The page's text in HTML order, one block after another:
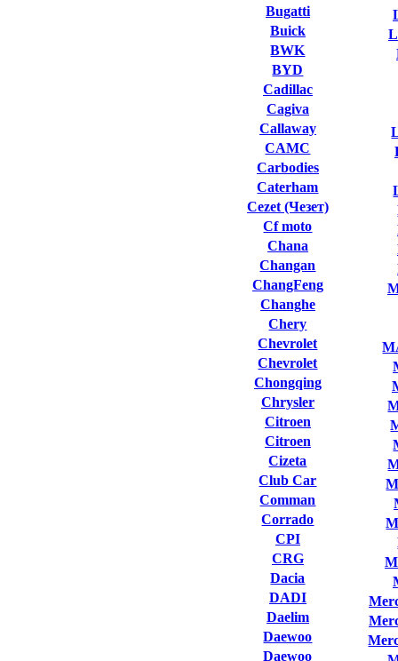
Bugatti
Buick
BWK
BYD
Cadillac
Cagiva
Callaway
CAMC
Carbodies
Caterham
Cezet (Чезет)
Cf moto
Chana
Changan
ChangFeng
Changhe
Chery
Chevrolet
Chevrolet
Chongqing
Chrysler
Citroen
Citroen
Cizeta
Club Сar
Comman
Corrado
CPI
CRG
Dacia
DADI
Daelim
Daewoo
Daewoo